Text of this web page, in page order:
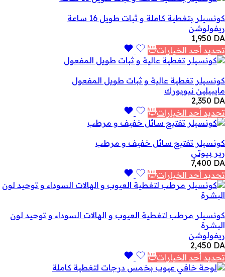
كونسيلر بتغطية كاملة و ثبات طويل 16 ساعة
ريفولوشن
1,950 DA
تحديد أحد الخيارات
كونسيلر تغطية عالية و ثبات طويل المفعول
مايبيلين نيويورك
2,350 DA
تحديد أحد الخيارات
كونسيلر تفتيح سائل خفيف و مرطب
رير بيوتي
7,400 DA
تحديد أحد الخيارات
كونسيلر مرطب لتغطية العيوب و الهالات السوداء و توحيد لون
البشرة
ريفولوشن
2,450 DA
تحديد أحد الخيارات